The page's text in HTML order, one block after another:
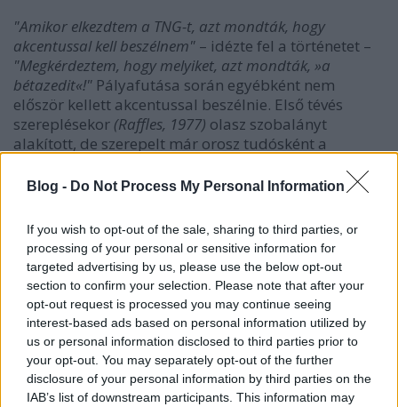
Blog - Do Not Process My Personal Information
If you wish to opt-out of the sale, sharing to third parties, or
processing of your personal or sensitive information for
targeted advertising by us, please use the below opt-out
section to confirm your selection. Please note that after your
opt-out request is processed you may continue seeing
interest-based ads based on personal information utilized by
us or personal information disclosed to third parties prior to
your opt-out. You may separately opt-out of the further
disclosure of your personal information by third parties on the
IAB’s list of downstream participants. This information may
"Amikor elkezdtem a TNG-t, azt mondták, hogy
akcentussal kell beszélnem" – idézte fel a történetet –
"Megkérdeztem, hogy melyiket, azt mondták, »a
bétazedit«!" Pályafutása során egyébként nem
először kellett akcentussal beszélnie. Első tévés
szereplésekor (Raffles, 1977) olasz szobalányt
alakított, de szerepelt már orosz tudósként a
azaz az Izrael nemzeti hírszerző titkosszolgálatának
tengerentúlon futó népszerű sorozat, a Botrány
epizódjában szerepelt, mint háromcsillagos
amerikai tábornok, és sikerrel utánozta a déli
kiejtést, még éles fülű kritikusok szerint is. Mellesleg
megpróbálta elmagyarázni Troi akcentusát, mellyel
kapcsolatban megjegyezte:"Deannat elküldték
bentlakásos iskolába"– majd némi öniróniával
hozzátette – "Én voltam a bolsevik a TNG
szereplőgárdájában."